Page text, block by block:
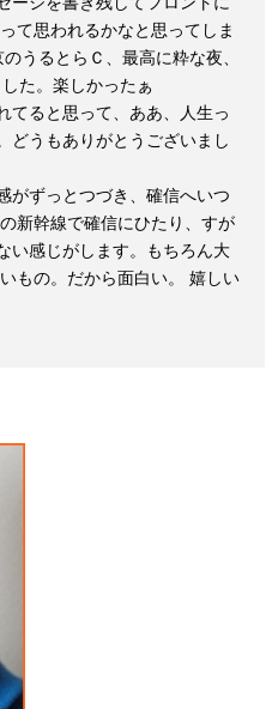
て思われるかなと思ってしま
うるとらＣ、最高に粋な夜、
た。楽しかったぁ
てると思って、ああ、人生っ
どうもありがとうございまし
がずっとつづき、確信へいつ
新幹線で確信にひたり、すが
い感じがします。もちろん大
もの。だから面白い。 嬉しい